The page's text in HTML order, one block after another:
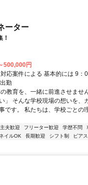
ーター
500,000円
応案件による 基本的には 9
勤
教育を、一緒に前進させませ
」 そんな学校現場の想いを、
です。 私たちは、学校ごとの
夫歓迎 フリーター歓迎 学歴不問
イルOK 長期歓迎 シフト制 ピア